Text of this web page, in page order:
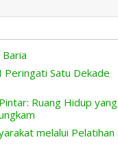
Peringati Satu Dekade
Ruang Hidup yang
melalui Pelatihan